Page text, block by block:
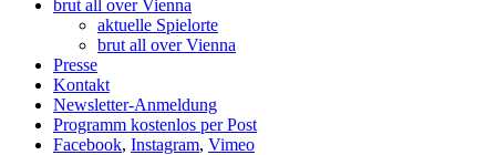
brut all over Vienna
aktuelle Spielorte
brut all over Vienna
Presse
Kontakt
Newsletter-Anmeldung
Programm kostenlos per Post
Facebook, Instagram, Vimeo